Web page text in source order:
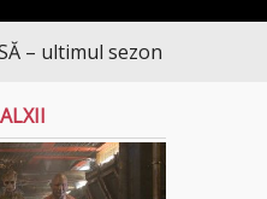
– ultimul sezon te aduce la